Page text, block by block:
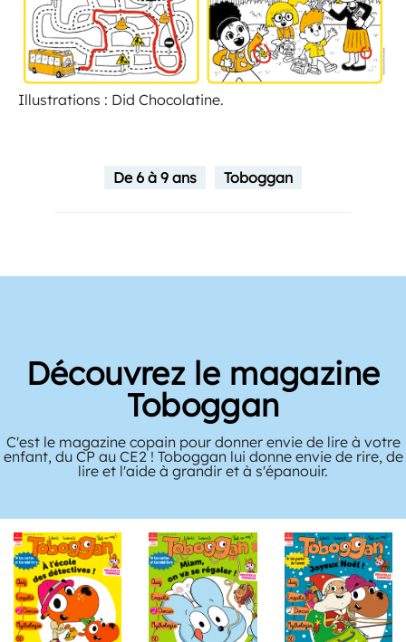
Illustrations : Did Chocolatine.
De 6 à 9 ans Toboggan
Découvrez le magazine
Toboggan
C'est le magazine copain pour donner envie de lire à votre
enfant, du CP au CE2 ! Toboggan lui donne envie de rire, de
lire et l'aide à grandir et à s'épanouir.